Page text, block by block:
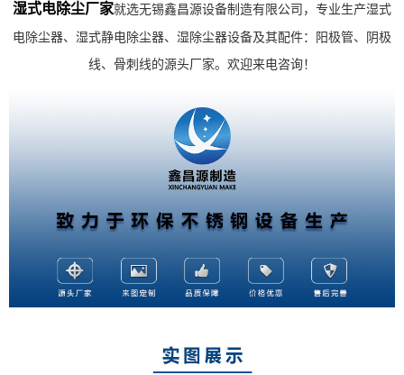
湿式电除尘厂家就选无锡鑫昌源设备制造有限公司，专业生产湿式
电除尘器、湿式静电除尘器、湿除尘器设备及其配件：阳极管、阴极
线、骨刺线的源头厂家。欢迎来电咨询！